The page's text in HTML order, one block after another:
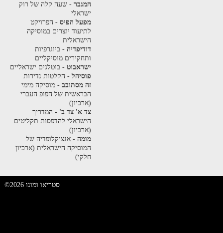
המגבר- שעה קלה של רוק
ישראלי
מפעל הפיס- הפרויקט
לתיעוד יוצרים במוסיקה
הישראלית
דודיפדיה- ביוגרפיות
ותחקירים מוסיקליים
ישראבוט- בוטלגים ישראליים
פוסיהל- הקלטות נדירות
זה מסתובב- מוסיקה מימי
הבראשית של הפופ העברי
(ארכיון)
צד א' צד ב' - המדריך
הישראלי להדפסות תקליטים
(ארכיון)
מומה- אנציקלופדיה של
המוסיקה הישראלית (ארכיון
חלקי)
©2026 סטריאו ומונו